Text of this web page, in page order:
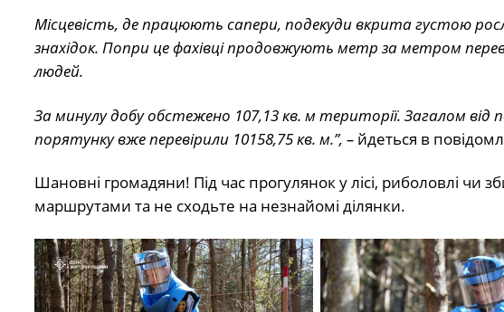
Місцевість, депрацюють сапери, подекуди вкрита густою
знахідок. Попри це фахівці продовжують метр за метром
людей.
За минулу добу обстежено 107,13 кв. м території. Загалом
порятунку вже перевірили 10158,75 кв. м.”, – йдеться в
Шановні громадяни! Під час прогулянок у лісі, риболовлі чи
маршрутами та не сходьте на незнайомі ділянки.